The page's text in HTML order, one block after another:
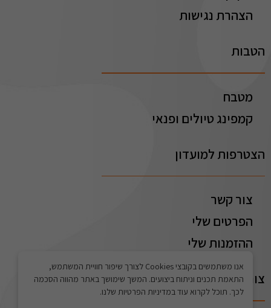
אנו משתמשים בקובצי Cookies לצורך שיפור חוויית המשתמש,
התאמת תכנים וניתוח ביצועים. המשך שימושך באתר מהווה הסכמה
לכך. תוכל לקרוא עוד במדיניות הפרטיות שלנו.
הצהרת נגישות
הטבות
מטבח
קמפינג טיולים ופנאי
הצטרפות למועדון
צור קשר
הפרטים שלי
ההזמנות שלי
צור קשר